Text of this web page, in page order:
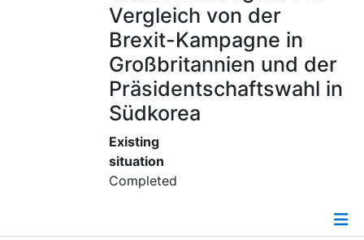
Institutions
Awards
Vergleich von der
Brexit-Kampagne in
Großbritannien und der
Präsidentschaftswahl in
Südkorea
Existing
situation
Completed